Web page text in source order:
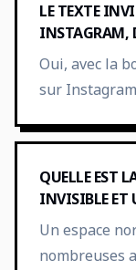
LE TEXTE
INSTAGRAM,
Oui, avec la
sur
QUELLE EST
INVISIBLE ET
Un espace
nombreuses